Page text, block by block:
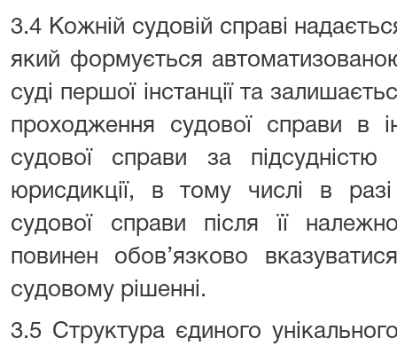
3.4 Кожній судовій справі
який формується
суді першої інстанції та
проходження судової справи в
судової справи за
юрисдикції, в тому числі в
судової справи після її
повинен обов’язково
судовому рішенні.
3.5 Структура єдиного